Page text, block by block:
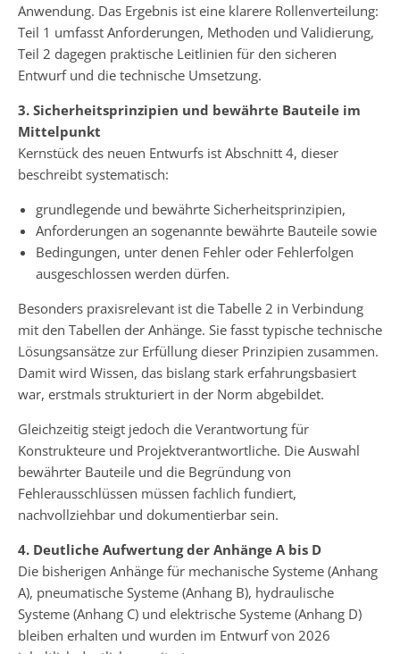
Anwendung. Das Ergebnis ist eine klarere Rollenverteilung:
Teil 1 umfasst Anforderungen, Methoden und Validierung,
Teil 2 dagegen praktische Leitlinien für den sicheren
Entwurf und die technische Umsetzung.
3. Sicherheitsprinzipien und bewährte Bauteile im
Mittelpunkt
Kernstück des neuen Entwurfs ist Abschnitt 4, dieser
beschreibt systematisch:
grundlegende und bewährte Sicherheitsprinzipien,
Anforderungen an sogenannte bewährte Bauteile sowie
Bedingungen, unter denen Fehler oder Fehlerfolgen
ausgeschlossen werden dürfen.
Besonders praxisrelevant ist die Tabelle 2 in Verbindung
mit den Tabellen der Anhänge. Sie fasst typische technische
Lösungsansätze zur Erfüllung dieser Prinzipien zusammen.
Damit wird Wissen, das bislang stark erfahrungsbasiert
war, erstmals strukturiert in der Norm abgebildet.
Gleichzeitig steigt jedoch die Verantwortung für
Konstrukteure und Projektverantwortliche. Die Auswahl
bewährter Bauteile und die Begründung von
Fehlerausschlüssen müssen fachlich fundiert,
nachvollziehbar und dokumentierbar sein.
4. Deutliche Aufwertung der Anhänge A bis D
Die bisherigen Anhänge für mechanische Systeme (Anhang
A), pneumatische Systeme (Anhang B), hydraulische
Systeme (Anhang C) und elektrische Systeme (Anhang D)
bleiben erhalten und wurden im Entwurf von 2026